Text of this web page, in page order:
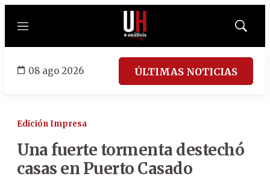
Menú
Mostrar
08 ago 2026 ÚLTIMAS NOTICIAS
Edición Impresa
Una fuerte tormenta destechó
casas en Puerto Casado